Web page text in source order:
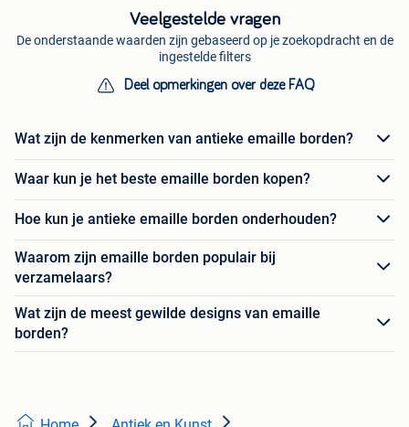
Veelgestelde vragen
De onderstaande waarden zijn gebaseerd op je zoekopdracht en de
ingestelde filters
Deel opmerkingen over deze FAQ
Wat zijn de kenmerken van antieke emaille borden?
Waar kun je het beste emaille borden kopen?
Hoe kun je antieke emaille borden onderhouden?
Waarom zijn emaille borden populair bij
verzamelaars?
Wat zijn de meest gewilde designs van emaille
borden?